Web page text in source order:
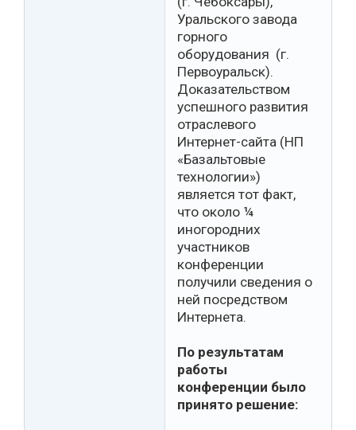
Уральского завода
горного
оборудования (г.
Первоуральск).
Доказательством
успешного развития
отраслевого
Интернет-сайта (НП
«Базальтовые
технологии»)
является тот факт,
что около ¼
иногородних
участников
конференции
получили сведения о
ней посредством
Интернета.
По результатам
работы
конференции было
принято решение: